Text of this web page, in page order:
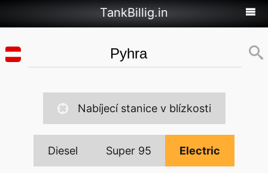
TankBillig.in
Nabíjecí stanice v blízkosti
Diesel Super 95 Electric